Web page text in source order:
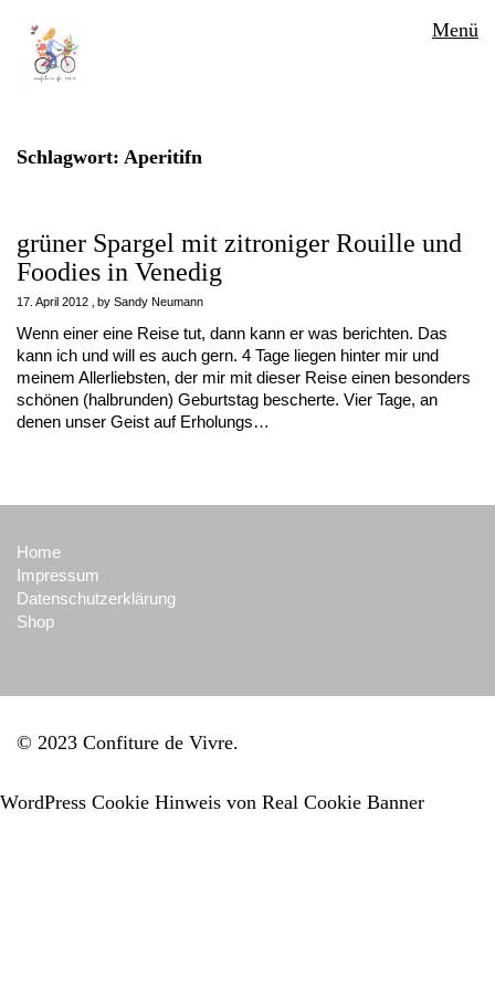
Menü
Schlagwort: Aperitifn
grüner Spargel mit zitroniger Rouille und
Foodies in Venedig
17. April 2012 by Sandy Neumann
Wenn einer eine Reise tut, dann kann er was berichten. Das
kann ich und will es auch gern. 4 Tage liegen hinter mir und
meinem Allerliebsten, der mir mit dieser Reise einen besonders
schönen (halbrunden) Geburtstag bescherte. Vier Tage, an
denen unser Geist auf Erholungs…
Home
Impressum
Datenschutzerklärung
Shop
© 2023 Confiture de Vivre
WordPress Cookie Hinweis von Real Cookie Banner